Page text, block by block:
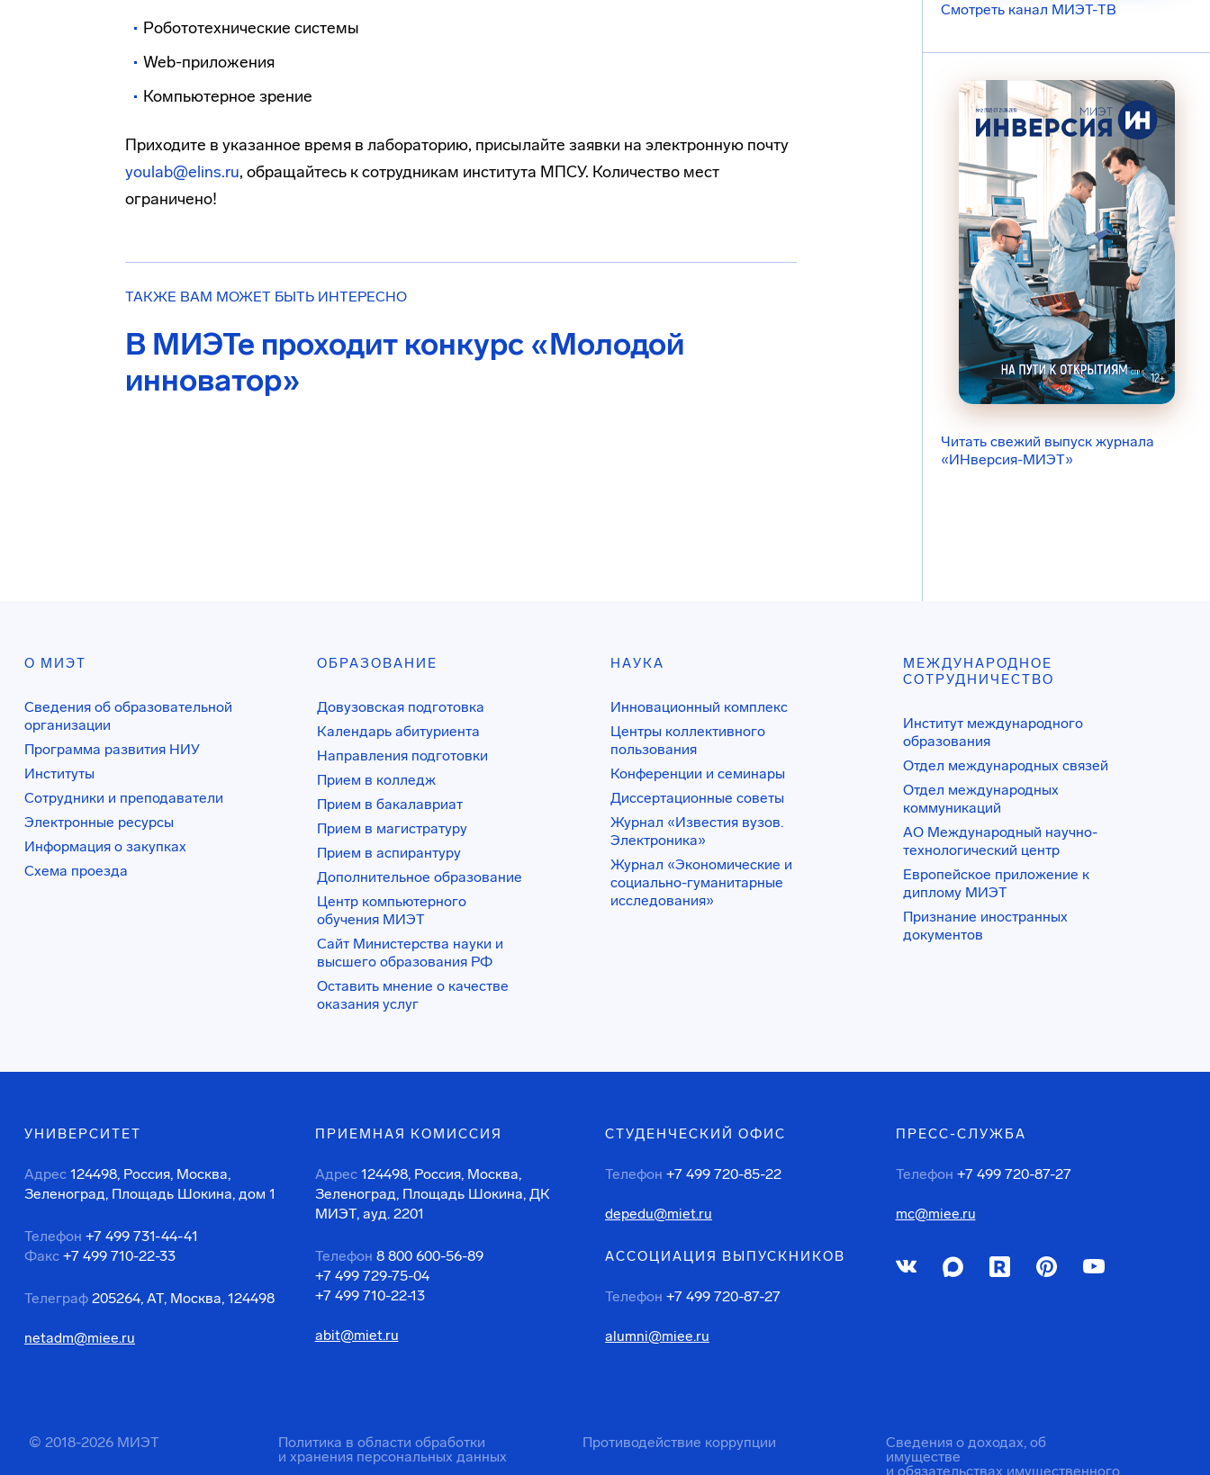
Робототехнические системы
Web-приложения
Компьютерное зрение
Приходите в указанное время в лабораторию, присылайте заявки на электронную почту
youlab@elins.ru, обращайтесь к сотрудникам института МПСУ. Количество мест
ограничено!
ТАКЖЕ ВАМ МОЖЕТ БЫТЬ ИНТЕРЕСНО
В МИЭТе проходит конкурс «Молодой
инноватор»
Смотреть канал МИЭТ-ТВ
Читать свежий выпуск журнала
«ИНверсия-МИЭТ»
О МИЭТ
Сведения об образовательной
организации
Программа развития НИУ
Институты
Сотрудники и преподаватели
Электронные ресурсы
Информация о закупках
Схема проезда
ОБРАЗОВАНИЕ
Довузовская подготовка
Календарь абитуриента
Направления подготовки
Прием в колледж
Прием в бакалавриат
Прием в магистратуру
Прием в аспирантуру
Дополнительное образование
Центр компьютерного
обучения МИЭТ
Сайт Министерства науки и
высшего образования РФ
Оставить мнение о качестве
оказания услуг
НАУКА
Инновационный комплекс
Центры коллективного
пользования
Конференции и семинары
Диссертационные советы
Журнал «Известия вузов.
Электроника»
Журнал «Экономические и
социально-гуманитарные
исследования»
МЕЖДУНАРОДНОЕ
СОТРУДНИЧЕСТВО
Институт международного
образования
Отдел международных связей
Отдел международных
коммуникаций
АО Международный научно-
технологический центр
Европейское приложение к
диплому МИЭТ
Признание иностранных
документов
УНИВЕРСИТЕТ
Адрес 124498, Россия, Москва,
Зеленоград, Площадь Шокина, дом 1
Телефон +7 499 731-44-41
Факс +7 499 710-22-33
Телеграф 205264, АТ, Москва, 124498
netadm@miee.ru
ПРИЕМНАЯ КОМИССИЯ
Адрес 124498, Россия, Москва,
Зеленоград, Площадь Шокина, ДК
МИЭТ, ауд. 2201
Телефон 8 800 600-56-89
+7 499 729-75-04
+7 499 710-22-13
abit@miet.ru
СТУДЕНЧЕСКИЙ ОФИС
Телефон +7 499 720-85-22
depedu@miet.ru
АССОЦИАЦИЯ ВЫПУСКНИКОВ
Телефон +7 499 720-87-27
alumni@miee.ru
ПРЕСС-СЛУЖБА
Телефон +7 499 720-87-27
mc@miee.ru
© 2018-2026 МИЭТ
Политика в области обработки
и хранения персональных данных
Противодействие коррупции
Сведения о доходах, об
имуществе
и обязательствах имущественного